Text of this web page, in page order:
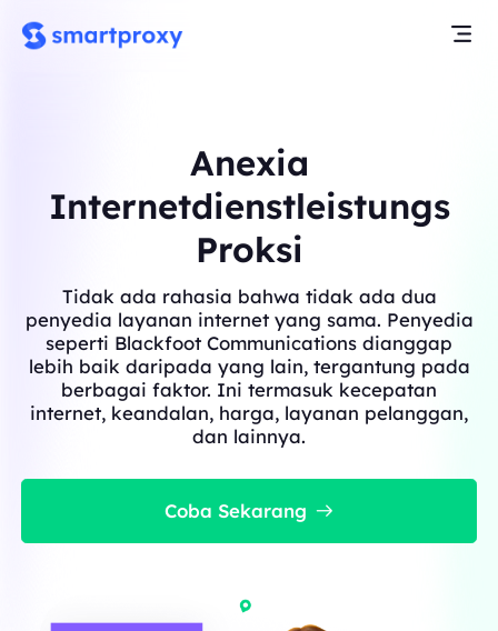
Anexia
Internetdienstleistungs
Proksi
Tidak ada rahasia bahwa tidak ada dua
penyedia layanan internet yang sama. Penyedia
seperti Blackfoot Communications dianggap
lebih baik daripada yang lain, tergantung pada
berbagai faktor. Ini termasuk kecepatan
internet, keandalan, harga, layanan pelanggan,
dan lainnya.
Coba Sekarang